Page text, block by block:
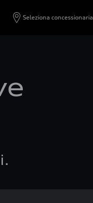
Seleziona concessionaria